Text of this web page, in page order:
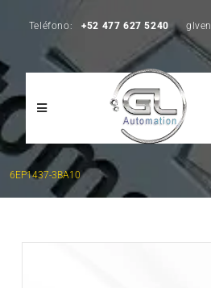
Teléfono: +52 477 627 5240
6EP1437-3BA10